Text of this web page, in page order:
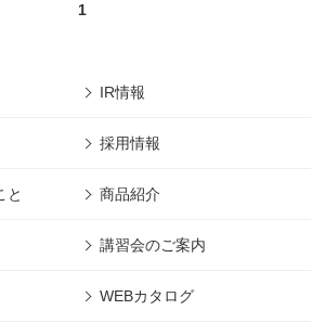
1
IR情報
採用情報
と 商品紹介
講習会のご案内
WEBカタログ